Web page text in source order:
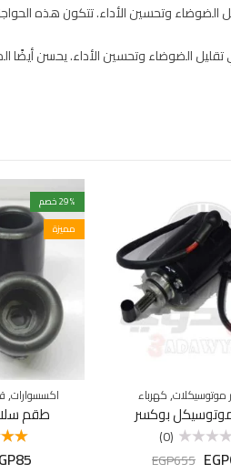
الضوضاء وتحسين الأداء. تتكون هذه
الضوضاء وتحسين الأداء. يحسن أيضًا
موتوسيكلات,كهرباء
بوكسر
(0)
EGP
EGP655
29% خصم
مميزة
اكسسوارات,
طقم
5.0085